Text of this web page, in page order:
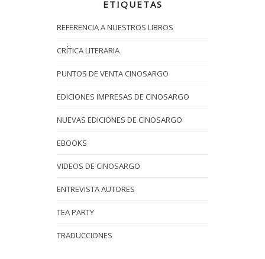
ETIQUETAS
REFERENCIA A NUESTROS LIBROS
CRÍTICA LITERARIA
PUNTOS DE VENTA CINOSARGO
EDICIONES IMPRESAS DE CINOSARGO
NUEVAS EDICIONES DE CINOSARGO
EBOOKS
VIDEOS DE CINOSARGO
ENTREVISTA AUTORES
TEA PARTY
TRADUCCIONES